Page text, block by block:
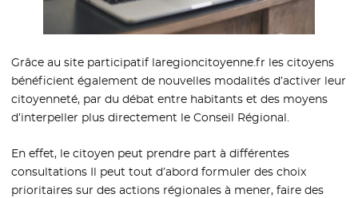
Grâce au site participatif laregioncitoyenne.fr les citoyens
bénéficient également de nouvelles modalités d’activer leur
citoyenneté, par du débat entre habitants et des moyens
d’interpeller plus directement le Conseil Régional.
En effet, le citoyen peut prendre part à différentes
consultations Il peut tout d’abord formuler des choix
prioritaires sur des actions régionales à mener, faire des